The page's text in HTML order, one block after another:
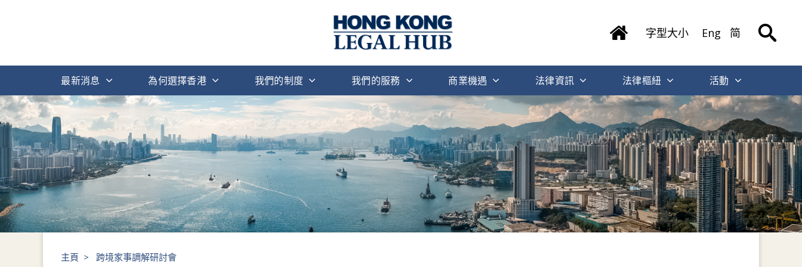
字型大小 Eng 简
最新消息 為何選擇香港 我們的制度 我們的服務 商業機遇 法律資訊 法律樞紐 活動
主頁 > 跨境家事調解研討會